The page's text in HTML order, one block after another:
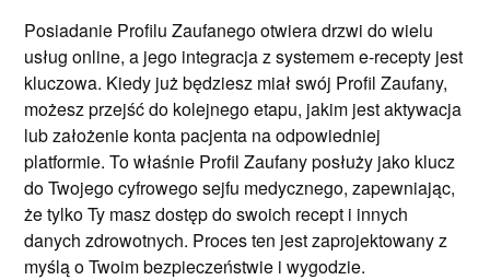
Posiadanie Profilu Zaufanego otwiera drzwi do wielu
usług online, a jego integracja z systemem e-recepty jest
kluczowa. Kiedy już będziesz miał swój Profil Zaufany,
możesz przejść do kolejnego etapu, jakim jest aktywacja
lub założenie konta pacjenta na odpowiedniej
platformie. To właśnie Profil Zaufany posłuży jako klucz
do Twojego cyfrowego sejfu medycznego, zapewniając,
że tylko Ty masz dostęp do swoich recept i innych
danych zdrowotnych. Proces ten jest zaprojektowany z
myślą o Twoim bezpieczeństwie i wygodzie.